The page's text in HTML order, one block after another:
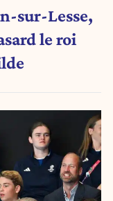
sur-Lesse,